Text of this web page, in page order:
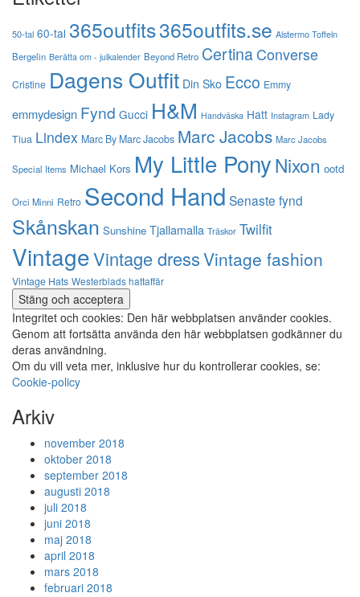
50-tal 60-tal 365outfits365outfits.se Alstermo Toffeln
Bergelin Berätta om - julkalender Beyond Retro CertinaConverse
Cristine Dagens Outfit Din Sko Ecco Emmy
emmydesign Fynd Gucci H&M Handväska Hatt Instagram Lady
Tiua Lindex Marc By Marc Jacobs Marc Jacobs Marc Jacobs
Special Items Michael Kors My Little PonyNixon ootd
Orci Minni Retro Second Hand Senaste fynd
Skånskan Sunshine Tjallamalla Träskor Twilfit
VintageVintage dressVintage fashion
Vintage Hats Westerblads hattaffär
Integritet och cookies: Den här webbplatsen använder cookies.
Genom att fortsätta använda den här webbplatsen godkänner du
deras användning.
Om du vill veta mer, inklusive hur du kontrollerar cookies, se:
Cookie-policy
Arkiv
november 2018
oktober 2018
september 2018
augusti 2018
juli 2018
juni 2018
maj 2018
april 2018
mars 2018
februari 2018